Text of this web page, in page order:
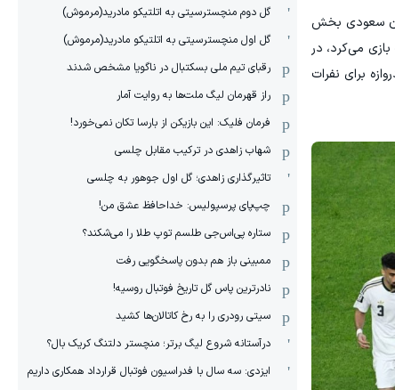
سعودی بخش
می‌کرد، در
برای نفرات
گل دوم منچسترسیتی به اتلتیکو مادرید(مرموش)
گل اول منچسترسیتی به اتلتیکو مادرید(مرموش)
رقبای تیم ملی بسکتبال در ناگویا مشخص‌ شدند
راز قهرمان لیگ ملت‌ها به روایت آمار
فرمان فلیک: این بازیکن از بارسا تکان نمی‌خورد!
شهاب زاهدی در ترکیب مقابل چلسی
تاثیرگذاری زاهدی؛ گل اول جوهور به چلسی
چپ‌پای پرسپولیس: خداحافظ عشق من!
ستاره پی‌اس‌جی طلسم توپ طلا را می‌شکند؟
ممبینی باز هم بدون پاسخگویی رفت
نادر‌ترین پاس گل تاریخ فوتبال روسیه!
سیتی رودری را به رخ کاتالان‌ها کشید
درآستانه شروع لیگ برتر؛ منچستر دلتنگ کریک بال؟
ایزدی: سه سال با فدراسیون فوتبال قرارداد همکاری داریم